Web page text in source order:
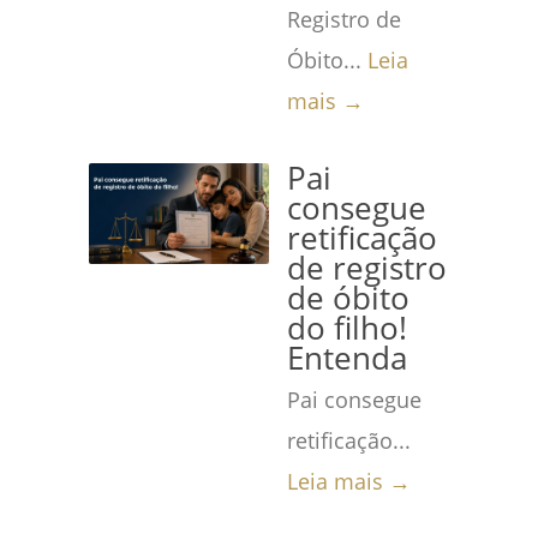
Registro de
Óbito... Leia
mais →
Pai
consegue
retificação
de registro
de óbito
do filho!
Entenda
Pai consegue
retificação...
Leia mais →